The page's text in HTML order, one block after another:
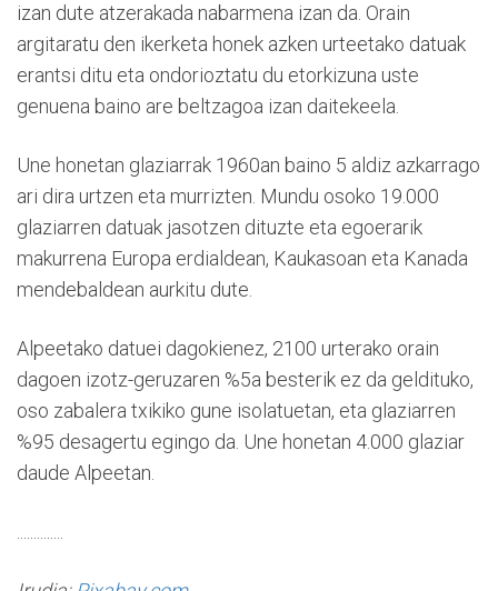
izan dute atzerakada nabarmena izan da. Orain
argitaratu den ikerketa honek azken urteetako datuak
erantsi ditu eta ondorioztatu du etorkizuna uste
genuena baino are beltzagoa izan daitekeela.
Une honetan glaziarrak 1960an baino 5 aldiz azkarrago
ari dira urtzen eta murrizten. Mundu osoko 19.000
glaziarren datuak jasotzen dituzte eta egoerarik
makurrena Europa erdialdean, Kaukasoan eta Kanada
mendebaldean aurkitu dute.
Alpeetako datuei dagokienez, 2100 urterako orain
dagoen izotz-geruzaren %5a besterik ez da geldituko,
oso zabalera txikiko gune isolatuetan, eta glaziarren
%95 desagertu egingo da. Une honetan 4.000 glaziar
daude Alpeetan.